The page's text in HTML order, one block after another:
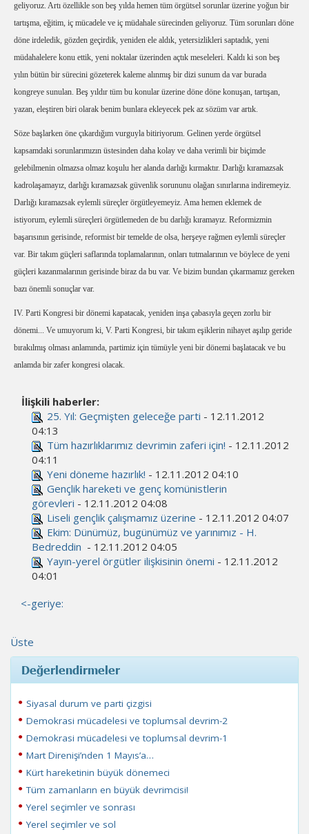
geliyoruz. Artı özellikle son beş yılda hemen tüm örgütsel sorunlar üzerine yoğun bir
tartışma, eğitim, iç mücadele ve iç müdahale sürecinden geliyoruz. Tüm sorunları döne
döne irdeledik, gözden geçirdik, yeniden ele aldık, yetersizlikleri saptadık, yeni
müdahalelere konu ettik, yeni noktalar üzerinden açtık meseleleri. Kaldı ki son beş
yılın bütün bir sürecini gözeterek kaleme alınmış bir dizi sunum da var burada
kongreye sunulan. Beş yıldır tüm bu konular üzerine döne döne konuşan, tartışan,
yazan, eleştiren biri olarak benim bunlara ekleyecek pek az sözüm var artık.
Söze başlarken öne çıkardığım vurguyla bitiriyorum. Gelinen yerde örgütsel
kapsamdaki sorunlarımızın üstesinden daha kolay ve daha verimli bir biçimde
gelebilmenin olmazsa olmaz koşulu her alanda darlığı kırmaktır. Darlığı kıramazsak
kadrolaşamayız, darlığı kıramazsak güvenlik sorununu olağan sınırlarına indiremeyiz.
Darlığı kıramazsak eylemli süreçler örgütleyemeyiz. Ama hemen eklemek de
istiyorum, eylemli süreçleri örgütlemeden de bu darlığı kıramayız. Reformizmin
başarısının gerisinde, reformist bir temelde de olsa, herşeye rağmen eylemli süreçler
var. Bir takım güçleri saflarında toplamalarının, onları tutmalarının ve böylece de yeni
güçleri kazanmalarının gerisinde biraz da bu var. Ve bizim bundan çıkarmamız gereken
bazı önemli sonuçlar var.
IV. Parti Kongresi bir dönemi kapatacak, yeniden inşa çabasıyla geçen zorlu bir
dönemi... Ve umuyorum ki, V. Parti Kongresi, bir takım eşiklerin nihayet aşılıp geride
bırakılmış olması anlamında, partimiz için tümüyle yeni bir dönemi başlatacak ve bu
anlamda bir zafer kongresi olacak.
İlişkili haberler:
25. Yıl: Geçmişten geleceğe parti - 12.11.2012
04:13
Tüm hazırlıklarımız devrimin zaferi için! - 12.11.2012
04:11
Yeni döneme hazırlık! - 12.11.2012 04:10
Gençlik hareketi ve genç komünistlerin
görevleri - 12.11.2012 04:08
Liseli gençlik çalışmamız üzerine - 12.11.2012 04:07
Ekim: Dünümüz, bugünümüz ve yarınımız - H.
Bedreddin - 12.11.2012 04:05
Yayın-yerel örgütler ilişkisinin önemi - 12.11.2012
04:01
<-geriye:
Üste
Değerlendirmeler
Siyasal durum ve parti çizgisi
Demokrasi mücadelesi ve toplumsal devrim-2
Demokrasi mücadelesi ve toplumsal devrim-1
Mart Direnişi’nden 1 Mayıs’a…
Kürt hareketinin büyük dönemeci
Tüm zamanların en büyük devrimcisi!
Yerel seçimler ve sonrası
Yerel seçimler ve sol